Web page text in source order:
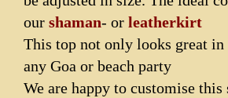
our shaman- or leatherkirt
This top not only looks great in
any Goa or beach party
We are happy to customise